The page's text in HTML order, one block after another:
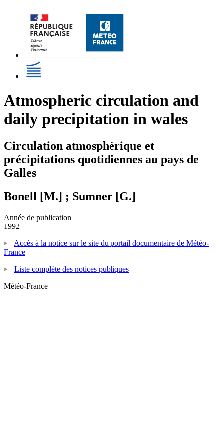
Atmospheric circulation and
daily precipitation in wales
Circulation atmosphérique et
précipitations quotidiennes au pays de
Galles
Bonell [M.] ; Sumner [G.]
Année de publication
1992
Accès à la notice sur le site du portail documentaire de Météo-
France
Liste complète des notices publiques
Météo-France